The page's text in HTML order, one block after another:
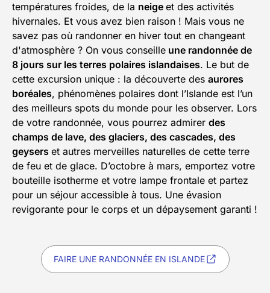
températures froides, de la neige et des activités
hivernales. Et vous avez bien raison ! Mais vous ne
savez pas où randonner en hiver tout en changeant
d'atmosphère ? On vous conseille une randonnée de
8 jours sur les terres polaires islandaises. Le but de
cette excursion unique : la découverte des aurores
boréales, phénomènes polaires dont l’Islande est l’un
des meilleurs spots du monde pour les observer. Lors
de votre randonnée, vous pourrez admirer des
champs de lave, des glaciers, des cascades, des
geysers et autres merveilles naturelles de cette terre
de feu et de glace. D’octobre à mars, emportez votre
bouteille isotherme et votre lampe frontale et partez
pour un séjour accessible à tous. Une évasion
revigorante pour le corps et un dépaysement garanti !
FAIRE UNE RANDONNÉE EN ISLANDE